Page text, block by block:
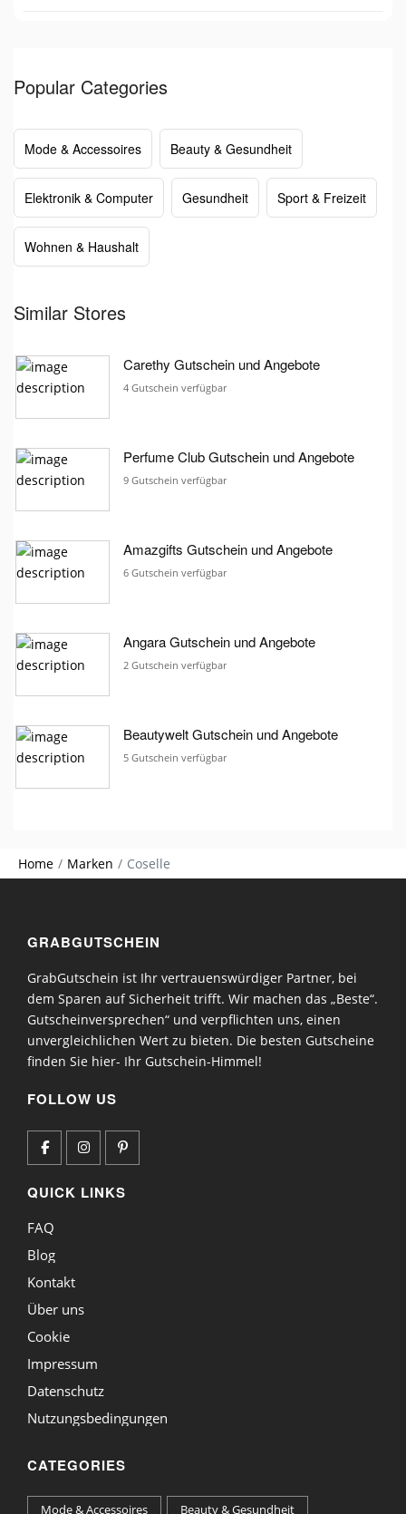
Popular Categories
Mode & Accessoires Beauty & Gesundheit
Elektronik & Computer Gesundheit Sport & Freizeit
Wohnen & Haushalt
Similar Stores
Carethy Gutschein und Angebote
4 Gutschein verfügbar
Perfume Club Gutschein und Angebote
9 Gutschein verfügbar
Amazgifts Gutschein und Angebote
6 Gutschein verfügbar
Angara Gutschein und Angebote
2 Gutschein verfügbar
Beautywelt Gutschein und Angebote
5 Gutschein verfügbar
Home Marken Coselle
GRABGUTSCHEIN
GrabGutschein ist Ihr vertrauenswürdiger Partner, bei
dem Sparen auf Sicherheit trifft. Wir machen das „Beste“.
Gutscheinversprechen“ und verpflichten uns, einen
unvergleichlichen Wert zu bieten. Die besten Gutscheine
finden Sie hier- Ihr Gutschein-Himmel!
FOLLOW US
QUICK LINKS
FAQ
Blog
Kontakt
Über uns
Cookie
Impressum
Datenschutz
Nutzungsbedingungen
CATEGORIES
Mode & Accessoires Beauty & Gesundheit